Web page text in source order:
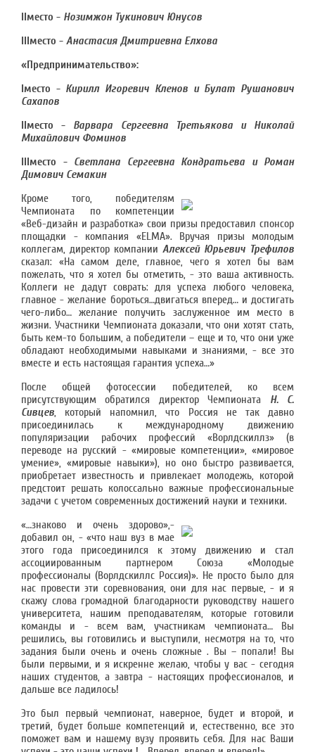
IIместо - Нозимжон Тукинович Юнусов
IIIместо - Анастасия Дмитриевна Елхова
«Предпринимательство»:
Iместо -Кирилл Игоревич Кленов и Булат Рушанович
Сахапов
IIместо - Варвара Сергеевна Третьякова и Николай
Михайлович Фоминов
IIIместо -Светлана Сергеевна Кондратьева и Роман
Димович Семакин
Кроме того, победителям
Чемпионата по компетенции
«Веб-дизайн и разработка» свои призы предоставил спонсор
площадки - компания «ELMA». Вручая призы молодым
коллегам, директор компании Алексей Юрьевич Трефилов
сказал: «На самом деле, главное, чего я хотел бы вам
пожелать, что я хотел бы отметить, - это ваша активность.
Коллеги не дадут соврать: для успеха любого человека,
главное - желание бороться…двигаться вперед… и достигать
чего-либо… желание получить заслуженное им место в
жизни. Участники Чемпионата доказали, что они хотят стать,
быть кем-то большим, а победители – еще и то, что они уже
обладают необходимыми навыками и знаниями, - все это
вместе и есть настоящая гарантия успеха…»
После общей фотосессии победителей, ко всем
присутствующим обратился директор Чемпионата Н. С.
Сивцев, который напомнил, что Россия не так давно
присоединилась к международному движению
популяризации рабочих профессий «Ворлдскиллз» (в
переводе на русский - «мировые компетенции», «мировое
умение», «мировые навыки»), но оно быстро развивается,
приобретает известность и привлекает молодежь, которой
предстоит решать колоссально важные профессиональные
задачи с учетом современных достижений науки и техники.
«…знаково и очень здорово»,-
добавил он, - «что наш вуз в мае
этого года присоединился к этому движению и стал
ассоциированным партнером Союза «Молодые
профессионалы (Ворлдскиллс Россия)». Не просто было для
нас провести эти соревнования, они для нас первые, - и я
скажу слова громадной благодарности руководству нашего
университета, нашим преподавателям, которые готовили
команды и - всем вам, участникам чемпионата… Вы
решились, вы готовились и выступили, несмотря на то, что
задания были очень и очень сложные . Вы – попали! Вы
были первыми, и я искренне желаю, чтобы у вас - сегодня
наших студентов, а завтра - настоящих профессионалов, и
дальше все ладилось!
Это был первый чемпионат, наверное, будет и второй, и
третий, будет больше компетенций и, естественно, все это
поможет вам и нашему вузу проявить себя. Для нас Ваши